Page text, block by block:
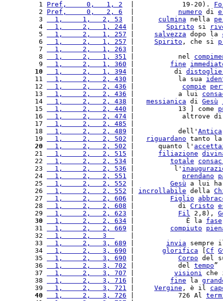
  1
Pref,     0,   1, 2
  |            19-20).
  2
Pref,     0,   2, 6 numero di
  3
  1,     1,   2, 53
culmina nella
  4
  1,     2,   1, 244
Spirito si
  5
  1,     2,   1, 257
salvezza dopo la
  6
  1,     2,   1, 257
Spirito , che si
  7
  1,     2,   1, 263
  8
  1,     2,   1, 351
|           nel
  9
  1,     2,   1, 360
fine
10
  1,     2,   1, 394
|          di
11
  1,     2,   2, 430
|           la sua
12
  1,     2,   2, 436
compie
13
  1,     2,   2, 436
|           a lui
14
  1,     2,   2, 438
messianica di Gesù
15
  1,     2,   2, 440
|           13 ] come
16
  1,     2,   2, 474
|            altrove di
17
  1,     2,   2, 485
18
  1,     2,   2, 489
|           dell' Antica
19
  1,     2,   2, 502
riguardano tanto
20
  1,     2,   2, 502
|      quanto l'
21
  1,     2,   2, 515
filiazione
22
  1,     2,   2, 534
totale
23
  1,     2,   2, 536
|          l'
24
  1,     2,   2, 551
prendano
25
  1,     2,   2, 552
Gesù a lui
26
  1,     2,   2, 552
incrollabile della
27
  1,     2,   2, 606
Figlio
28
  1,     2,   2, 608
|           di Cristo
29
  1,     2,   2, 623
Fil 2,8),
30
  1,     2,   2, 634
|             È la fase
31
  1,     2,   2, 669
compiuto
32
  1,     2,   3
33
  1,     2,   3, 689
invia sempre
34
  1,     2,   3, 690
glorifica Cf
35
  1,     2,   3, 690
Corpo del
36
  1,     2,   3, 702
|           del tempo”
37
  1,     2,   3, 707
visioni che
38
  1,     2,   3, 716
fine la
39
  1,     2,   3, 721
Vergine , è il
40
  1,     2,   3, 726
|           726 Al